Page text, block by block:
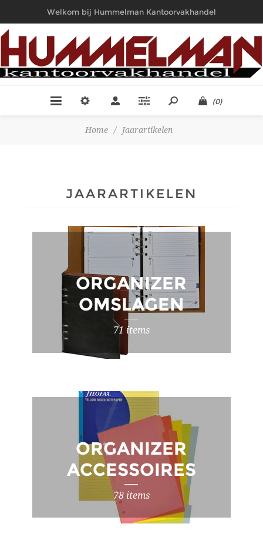
Welkom bij Hummelman Kantoorvakhandel
(0)
Home / Jaarartikelen
JAARARTIKELEN
ORGANIZER
OMSLAGEN
71 items
ORGANIZER
ACCESSOIRES
78 items